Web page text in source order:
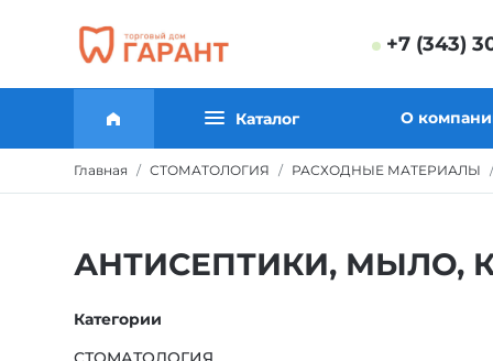
+7 (343)
Каталог О
Главная СТОМАТОЛОГИЯ РАСХОДНЫЕ МАТЕРИАЛЫ
АНТИСЕПТИКИ, МЫЛО,
Категории